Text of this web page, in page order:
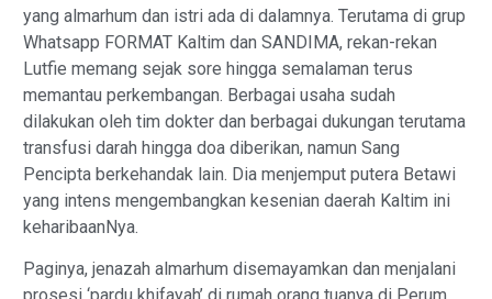
yang almarhum dan istri ada di dalamnya. Terutama di grup
Whatsapp FORMAT Kaltim dan SANDIMA, rekan-rekan
Lutfie memang sejak sore hingga semalaman terus
memantau perkembangan. Berbagai usaha sudah
dilakukan oleh tim dokter dan berbagai dukungan terutama
transfusi darah hingga doa diberikan, namun Sang
Pencipta berkehandak lain. Dia menjemput putera Betawi
yang intens mengembangkan kesenian daerah Kaltim ini
keharibaanNya.
Paginya, jenazah almarhum disemayamkan dan menjalani